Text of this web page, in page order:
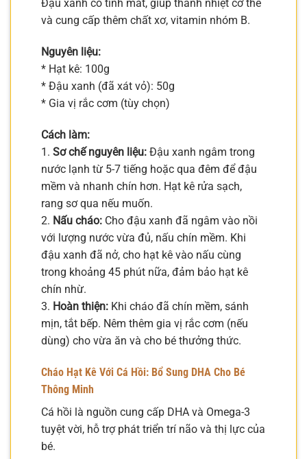
Đậu xanh có tính mát, giúp thanh nhiệt cơ thể
và cung cấp thêm chất xơ, vitamin nhóm B.
Nguyên liệu:
* Hạt kê: 100g
* Đậu xanh (đã xát vỏ): 50g
* Gia vị rắc cơm (tùy chọn)
Cách làm:
1. Sơ chế nguyên liệu: Đậu xanh ngâm trong
nước lạnh từ 5-7 tiếng hoặc qua đêm để đậu
mềm và nhanh chín hơn. Hạt kê rửa sạch,
rang sơ qua nếu muốn.
2. Nấu cháo: Cho đậu xanh đã ngâm vào nồi
với lượng nước vừa đủ, nấu chín mềm. Khi
đậu xanh đã nở, cho hạt kê vào nấu cùng
trong khoảng 45 phút nữa, đảm bảo hạt kê
chín nhừ.
3. Hoàn thiện: Khi cháo đã chín mềm, sánh
mịn, tắt bếp. Nêm thêm gia vị rắc cơm (nếu
dùng) cho vừa ăn và cho bé thưởng thức.
Cháo Hạt Kê Với Cá Hồi: Bổ Sung DHA Cho Bé
Thông Minh
Cá hồi là nguồn cung cấp DHA và Omega-3
tuyệt vời, hỗ trợ phát triển trí não và thị lực của
bé.